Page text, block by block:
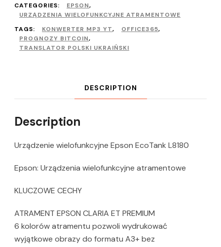
CATEGORIES:
EPSON,
URZĄDZENIA WIELOFUNKCYJNE ATRAMENTOWE
TAGS:
KONWERTER MP3 YT, OFFICE365,
PROGNOZY BITCOIN,
TRANSLATOR POLSKI UKRAIŃSKI
DESCRIPTION
Description
Urządzenie wielofunkcyjne Epson EcoTank L8180
Epson: Urządzenia wielofunkcyjne atramentowe
KLUCZOWE CECHY
ATRAMENT EPSON CLARIA ET PREMIUM
6 kolorów atramentu pozwoli wydrukować
wyjątkowe obrazy do formatu A3+ bez